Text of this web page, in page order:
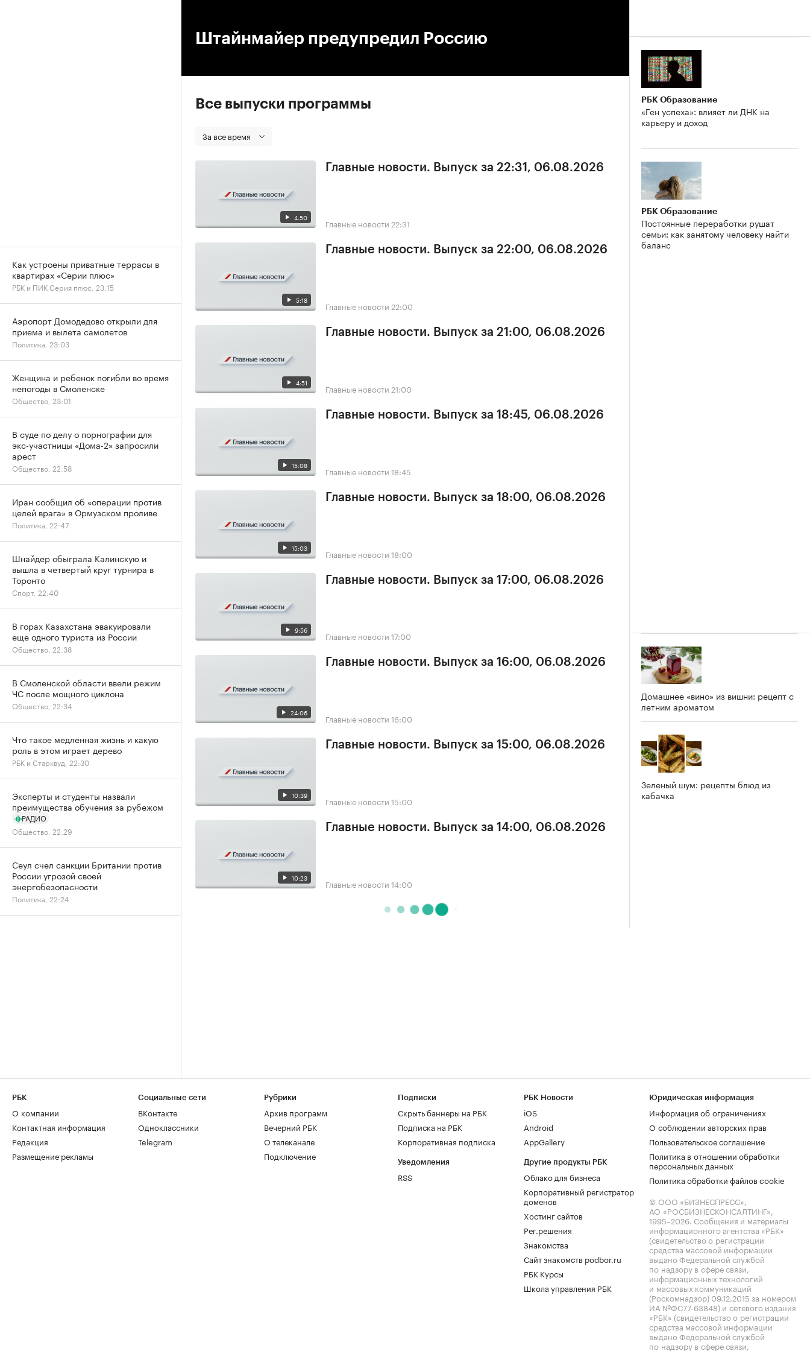
Штайнмайер предупредил Россию
Все выпуски программы
За все время
4:50
Главные новости. Выпуск за 22:31, 06.08.2026
Главные новости 22:31
5:18
Главные новости. Выпуск за 22:00, 06.08.2026
Главные новости 22:00
4:51
Главные новости. Выпуск за 21:00, 06.08.2026
Главные новости 21:00
15:08
Главные новости. Выпуск за 18:45, 06.08.2026
Главные новости 18:45
15:03
Главные новости. Выпуск за 18:00, 06.08.2026
Главные новости 18:00
9:56
Главные новости. Выпуск за 17:00, 06.08.2026
Главные новости 17:00
24:06
Главные новости. Выпуск за 16:00, 06.08.2026
Главные новости 16:00
10:39
Главные новости. Выпуск за 15:00, 06.08.2026
Главные новости 15:00
10:23
Главные новости. Выпуск за 14:00, 06.08.2026
Главные новости 14:00
РБК Образование
«Ген успеха»: влияет ли ДНК на
карьеру и доход
РБК Образование
Постоянные переработки рушат
семьи: как занятому человеку найти
баланс
Домашнее «вино» из вишни: рецепт с
летним ароматом
Зеленый шум: рецепты блюд из
кабачка
Как устроены приватные террасы в
квартирах «Серии плюс»
РБК и ПИК Серия плюс, 23:15
Аэропорт Домодедово открыли для
приема и вылета самолетов
Политика, 23:03
Женщина и ребенок погибли во время
непогоды в Смоленске
Общество, 23:01
В суде по делу о порнографии для
экс-участницы «Дома-2» запросили
арест
Общество, 22:58
Иран сообщил об «операции против
целей врага» в Ормузском проливе
Политика, 22:47
Шнайдер обыграла Калинскую и
вышла в четвертый круг турнира в
Торонто
Спорт, 22:40
В горах Казахстана эвакуировали
еще одного туриста из России
Общество, 22:38
В Смоленской области ввели режим
ЧС после мощного циклона
Общество, 22:34
Что такое медленная жизнь и какую
роль в этом играет дерево
РБК и Старквуд, 22:30
Эксперты и студенты назвали
преимущества обучения за рубежом
РАДИО
Общество, 22:29
Сеул счел санкции Британии против
России угрозой своей
энергобезопасности
Политика, 22:24
РБК
О компании
Контактная информация
Редакция
Размещение рекламы
Социальные сети
ВКонтакте
Одноклассники
Telegram
Рубрики
Архив программ
Вечерний РБК
О телеканале
Подключение
Подписки
Скрыть баннеры на РБК
Подписка на РБК
Корпоративная подписка
Уведомления
RSS
РБК Новости
iOS
Android
AppGallery
Другие продукты РБК
Облако для бизнеса
Корпоративный регистратор
доменов
Хостинг сайтов
Рег.решения
Знакомства
Сайт знакомств podbor.ru
РБК Курсы
Школа управления РБК
Юридическая информация
Информация об ограничениях
О соблюдении авторских прав
Пользовательское соглашение
Политика в отношении обработки
персональных данных
Политика обработки файлов cookie
© ООО «БИЗНЕСПРЕСС»,
АО «РОСБИЗНЕСКОНСАЛТИНГ»,
1995–2026. Сообщения и материалы
информационного агентства «РБК»
(свидетельство о регистрации
средства массовой информации
выдано Федеральной службой
по надзору в сфере связи,
информационных технологий
и массовых коммуникаций
(Роскомнадзор) 09.12.2015 за номером
ИА №ФС77-63848) и сетевого издания
«РБК» (свидетельство о регистрации
средства массовой информации
выдано Федеральной службой
по надзору в сфере связи,